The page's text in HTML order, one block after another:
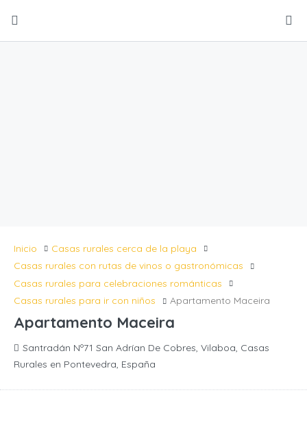
Inicio
Casas rurales cerca de la playa
Casas rurales con rutas de vinos o gastronómicas
Casas rurales para celebraciones románticas
Casas rurales para ir con niños
Apartamento Maceira
Apartamento Maceira
Santradán Nº71 San Adrían De Cobres, Vilaboa, Casas
Rurales en Pontevedra, España